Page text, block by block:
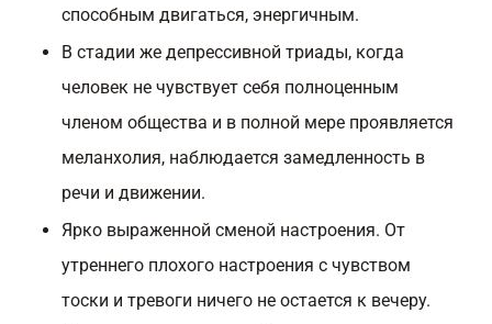
способным двигаться, энергичным.
В стадии же депрессивной триады, когда
человек не чувствует себя полноценным
членом общества и в полной мере проявляется
меланхолия, наблюдается замедленность в
речи и движении.
Ярко выраженной сменой настроения. От
утреннего плохого настроения с чувством
тоски и тревоги ничего не остается к вечеру.